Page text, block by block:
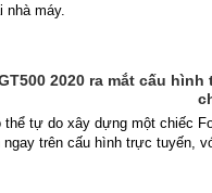
nhà máy.
2020 ra mắt cấu
tự do xây dựng một chiếc
trên cấu hình trực tuyến,